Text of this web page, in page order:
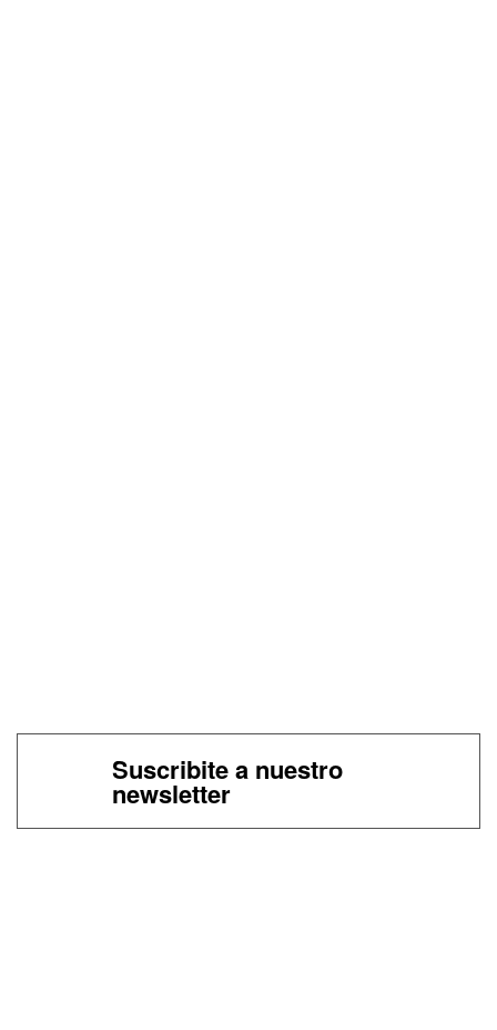
Suscribite a nuestro
newsletter